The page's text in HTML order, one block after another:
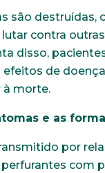
são destruídas,
contra
disso,
de
à morte.
e as
por
com